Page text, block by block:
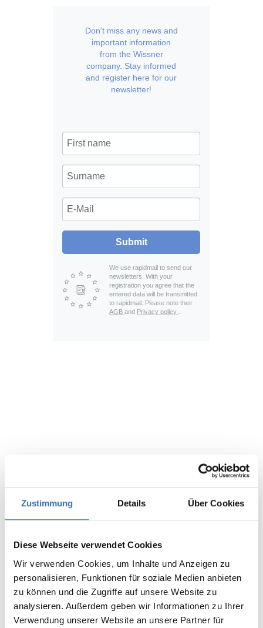
Zustimmung Details Über Cookies
Diese Webseite verwendet Cookies
Wir verwenden Cookies, um Inhalte und Anzeigen zu
personalisieren, Funktionen für soziale Medien anbieten
zu können und die Zugriffe auf unsere Website zu
analysieren. Außerdem geben wir Informationen zu Ihrer
Verwendung unserer Website an unsere Partner für